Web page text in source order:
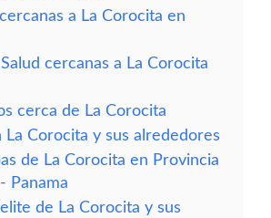
a La Corocita en
cercanas a La Corocita
cerca de La Corocita
La Corocita y sus alrededores
de La Corocita en Provincia
Panama
de La Corocita y sus